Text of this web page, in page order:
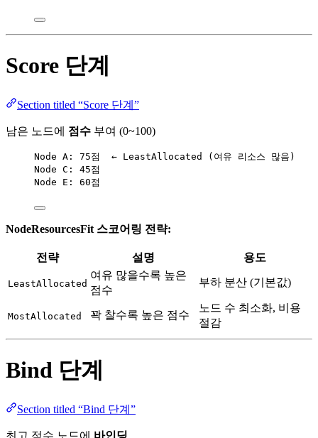
Score 단계
Section titled “Score 단계”
남은 노드에 점수 부여 (0~100)
Node A: 75점  ← LeastAllocated (여유 리소스 많음)
Node C: 45점
Node E: 60점
NodeResourcesFit 스코어링 전략:
전략 설명 용도
LeastAllocated
여유 많을수록 높은
점수
부하 분산 (기본값)
MostAllocated 꽉 찰수록 높은 점수
노드 수 최소화, 비용
절감
Bind 단계
Section titled “Bind 단계”
최고 점수 노드에 바인딩